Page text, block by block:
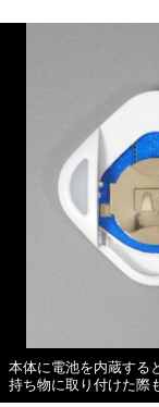
本体に電池を内蔵する
持ち物に取り付けた際